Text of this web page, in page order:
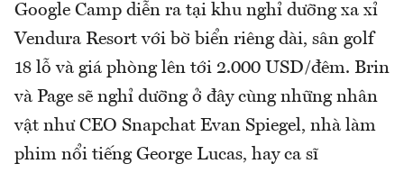
Google Camp diễn ra tại khu nghỉ dưỡng xa xỉ
Vendura Resort với bờ biển riêng dài, sân golf
18 lỗ và giá phòng lên tới 2.000 USD/đêm. Brin
và Page sẽ nghỉ dưỡng ở đây cùng những nhân
vật như CEO Snapchat Evan Spiegel, nhà làm
phim nổi tiếng George Lucas, hay ca sĩ